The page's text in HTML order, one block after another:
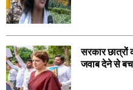
सरकार छात्रों
जवाब देने से बच